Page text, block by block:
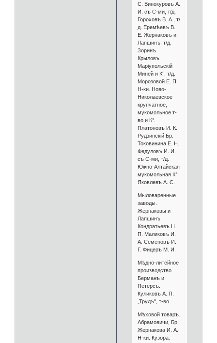
С. Винокуровъ А.
И. съ С-ми, т/д.
Гороховъ В. А., т/
д. Еремѣевъ В.
Е. Жернаковъ и
Лапшинъ, т/д.
Зоринъ.
Крыловъ.
Маріупольскій
Миней и К°, т/д.
Морозовой Е. П.
Н-ки. Ново-
Николаевское
крупчатное,
мукомольное т-
во и К°.
Платоновъ И. К.
Рудзинскій Бр.
Токовинина Е. Н.
Федуловъ И. И.
съ С-ми, т/д.
Южно-Алтайская
мукомольная К°.
Яковлевъ А. С.
Мыловаренные
заводы.
Жернаковы и
Лапшинъ.
Кондратьевъ Н.
П. Маликовъ И.
А. Семеновъ И.
Г. Фицеръ М. И.
Мѣдно-литейное
производство.
Берманъ и
Петерсъ.
Куликовъ А. П.
„Трудъ", т-во.
Мѣховой товаръ.
Абрамовичи, Бр.
Жернакова И. А.
Н-ки. Кузора.